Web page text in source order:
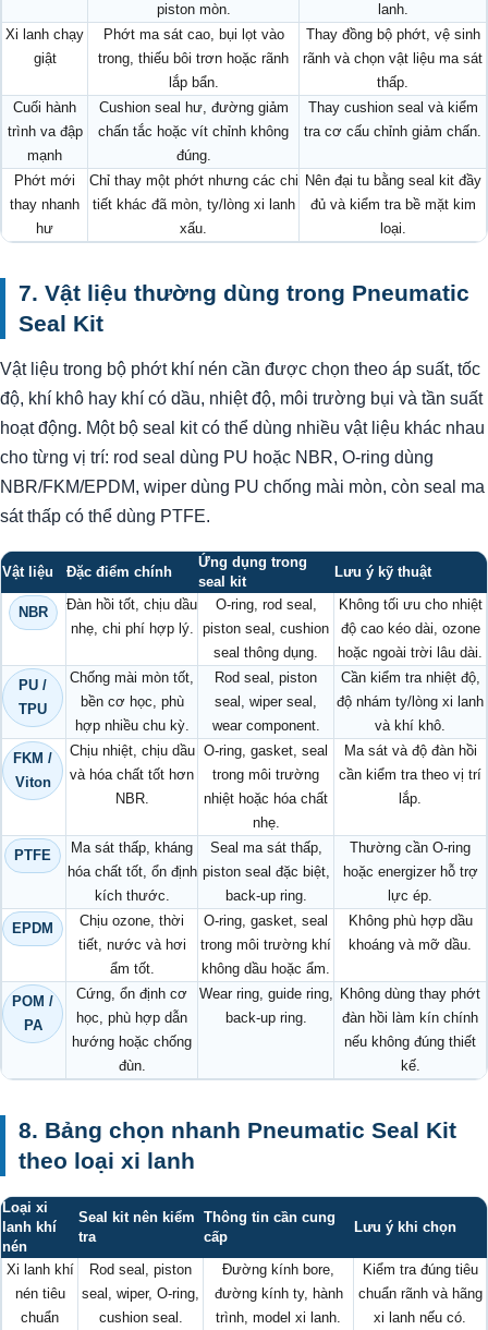
piston mòn.
lanh.
Xi lanh chạy
giật
Phớt ma sát cao, bụi lọt vào
trong, thiếu bôi trơn hoặc rãnh
lắp bẩn.
Thay đồng bộ phớt, vệ sinh
rãnh và chọn vật liệu ma sát
thấp.
Cuối hành
trình va đập
mạnh
Cushion seal hư, đường giảm
chấn tắc hoặc vít chỉnh không
đúng.
Thay cushion seal và kiểm
tra cơ cấu chỉnh giảm chấn.
Phớt mới
thay nhanh
hư
Chỉ thay một phớt nhưng các chi
tiết khác đã mòn, ty/lòng xi lanh
xấu.
Nên đại tu bằng seal kit đầy
đủ và kiểm tra bề mặt kim
loại.
7. Vật liệu thường dùng trong Pneumatic
Seal Kit
Vật liệu trong bộ phớt khí nén cần được chọn theo áp suất, tốc
độ, khí khô hay khí có dầu, nhiệt độ, môi trường bụi và tần suất
hoạt động. Một bộ seal kit có thể dùng nhiều vật liệu khác nhau
cho từng vị trí: rod seal dùng PU hoặc NBR, O-ring dùng
NBR/FKM/EPDM, wiper dùng PU chống mài mòn, còn seal ma
sát thấp có thể dùng PTFE.
Vật liệu Đặc điểm chính
Ứng dụng trong
seal kit
Lưu ý kỹ thuật
NBR
Đàn hồi tốt, chịu dầu
nhẹ, chi phí hợp lý.
O-ring, rod seal,
piston seal, cushion
seal thông dụng.
Không tối ưu cho nhiệt
độ cao kéo dài, ozone
hoặc ngoài trời lâu dài.
PU /
TPU
Chống mài mòn tốt,
bền cơ học, phù
hợp nhiều chu kỳ.
Rod seal, piston
seal, wiper seal,
wear component.
Cần kiểm tra nhiệt độ,
độ nhám ty/lòng xi lanh
và khí khô.
FKM /
Viton
Chịu nhiệt, chịu dầu
và hóa chất tốt hơn
NBR.
O-ring, gasket, seal
trong môi trường
nhiệt hoặc hóa chất
nhẹ.
Ma sát và độ đàn hồi
cần kiểm tra theo vị trí
lắp.
PTFE
Ma sát thấp, kháng
hóa chất tốt, ổn định
kích thước.
Seal ma sát thấp,
piston seal đặc biệt,
back-up ring.
Thường cần O-ring
hoặc energizer hỗ trợ
lực ép.
EPDM
Chịu ozone, thời
tiết, nước và hơi
ẩm tốt.
O-ring, gasket, seal
trong môi trường khí
không dầu hoặc ẩm.
Không phù hợp dầu
khoáng và mỡ dầu.
POM /
PA
Cứng, ổn định cơ
học, phù hợp dẫn
hướng hoặc chống
đùn.
Wear ring, guide ring,
back-up ring.
Không dùng thay phớt
đàn hồi làm kín chính
nếu không đúng thiết
kế.
8. Bảng chọn nhanh Pneumatic Seal Kit
theo loại xi lanh
Loại xi
lanh khí
nén
Seal kit nên kiểm
tra
Thông tin cần cung
cấp
Lưu ý khi chọn
Xi lanh khí
nén tiêu
chuẩn
Rod seal, piston
seal, wiper, O-ring,
cushion seal.
Đường kính bore,
đường kính ty, hành
trình, model xi lanh.
Kiểm tra đúng tiêu
chuẩn rãnh và hãng
xi lanh nếu có.